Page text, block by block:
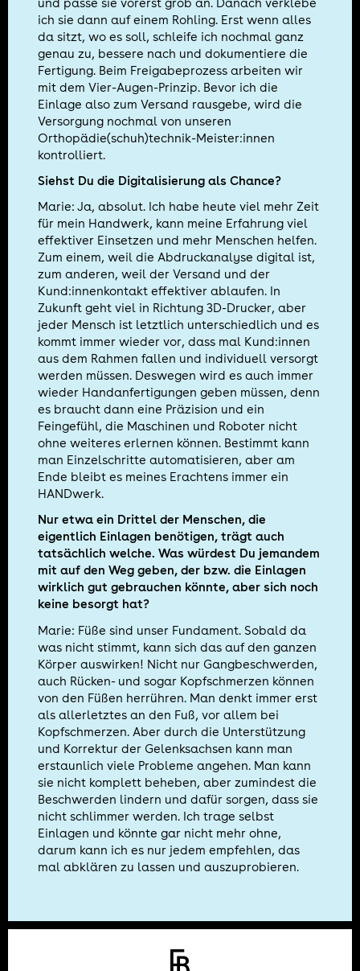
und passe sie vorerst grob an. Danach verklebe
ich sie dann auf einem Rohling. Erst wenn alles
da sitzt, wo es soll, schleife ich nochmal ganz
genau zu, bessere nach und dokumentiere die
Fertigung. Beim Freigabeprozess arbeiten wir
mit dem Vier-Augen-Prinzip. Bevor ich die
Einlage also zum Versand rausgebe, wird die
Versorgung nochmal von unseren
Orthopädie(schuh)technik-Meister:innen
kontrolliert.
Siehst Du die Digitalisierung als Chance?
Marie: Ja, absolut. Ich habe heute viel mehr Zeit
für mein Handwerk, kann meine Erfahrung viel
effektiver Einsetzen und mehr Menschen helfen.
Zum einem, weil die Abdruckanalyse digital ist,
zum anderen, weil der Versand und der
Kund:innenkontakt effektiver ablaufen. In
Zukunft geht viel in Richtung 3D-Drucker, aber
jeder Mensch ist letztlich unterschiedlich und es
kommt immer wieder vor, dass mal Kund:innen
aus dem Rahmen fallen und individuell versorgt
werden müssen. Deswegen wird es auch immer
wieder Handanfertigungen geben müssen, denn
es braucht dann eine Präzision und ein
Feingefühl, die Maschinen und Roboter nicht
ohne weiteres erlernen können. Bestimmt kann
man Einzelschritte automatisieren, aber am
Ende bleibt es meines Erachtens immer ein
HANDwerk.
Nur etwa ein Drittel der Menschen, die
eigentlich Einlagen benötigen, trägt auch
tatsächlich welche. Was würdest Du jemandem
mit auf den Weg geben, der bzw. die Einlagen
wirklich gut gebrauchen könnte, aber sich noch
keine besorgt hat?
Marie: Füße sind unser Fundament. Sobald da
was nicht stimmt, kann sich das auf den ganzen
Körper auswirken! Nicht nur Gangbeschwerden,
auch Rücken- und sogar Kopfschmerzen können
von den Füßen herrühren. Man denkt immer erst
als allerletztes an den Fuß, vor allem bei
Kopfschmerzen. Aber durch die Unterstützung
und Korrektur der Gelenksachsen kann man
erstaunlich viele Probleme angehen. Man kann
sie nicht komplett beheben, aber zumindest die
Beschwerden lindern und dafür sorgen, dass sie
nicht schlimmer werden. Ich trage selbst
Einlagen und könnte gar nicht mehr ohne,
darum kann ich es nur jedem empfehlen, das
mal abklären zu lassen und auszuprobieren.